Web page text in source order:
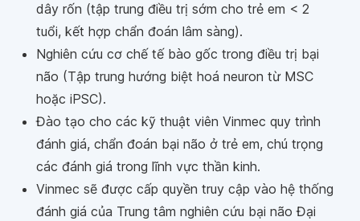
dây rốn (tập trung điều trị sớm cho trẻ em < 2
tuổi, kết hợp chẩn đoán lâm sàng).
Nghiên cứu cơ chế tế bào gốc trong điều trị bại
não (Tập trung hướng biệt hoá neuron từ MSC
hoặc iPSC).
Đào tạo cho các kỹ thuật viên Vinmec quy trình
đánh giá, chẩn đoán bại não ở trẻ em, chú trọng
các đánh giá trong lĩnh vực thần kinh.
Vinmec sẽ được cấp quyền truy cập vào hệ thống
đánh giá của Trung tâm nghiên cứu bại não Đại